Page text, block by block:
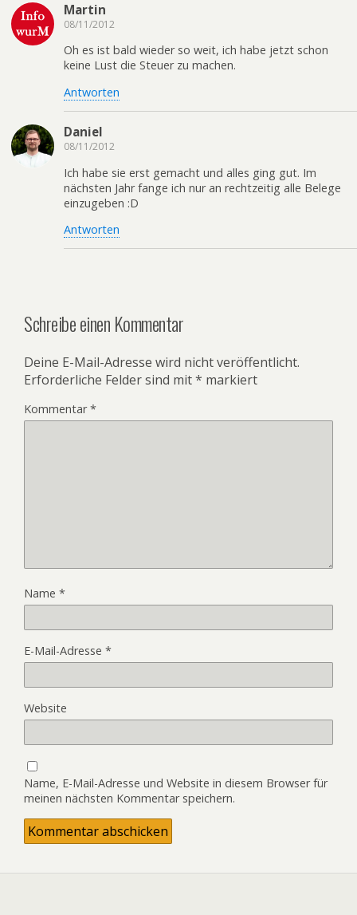
Martin
08/11/2012
Oh es ist bald wieder so weit, ich habe jetzt schon
keine Lust die Steuer zu machen.
Antworten
Daniel
08/11/2012
Ich habe sie erst gemacht und alles ging gut. Im
nächsten Jahr fange ich nur an rechtzeitig alle Belege
einzugeben :D
Antworten
Schreibe einen Kommentar
Deine E-Mail-Adresse wird nicht veröffentlicht.
Erforderliche Felder sind mit* markiert
Kommentar*
Name *
E-Mail-Adresse *
Website
Name, E-Mail-Adresse und Website in diesem Browser für
meinen nächsten Kommentar speichern.